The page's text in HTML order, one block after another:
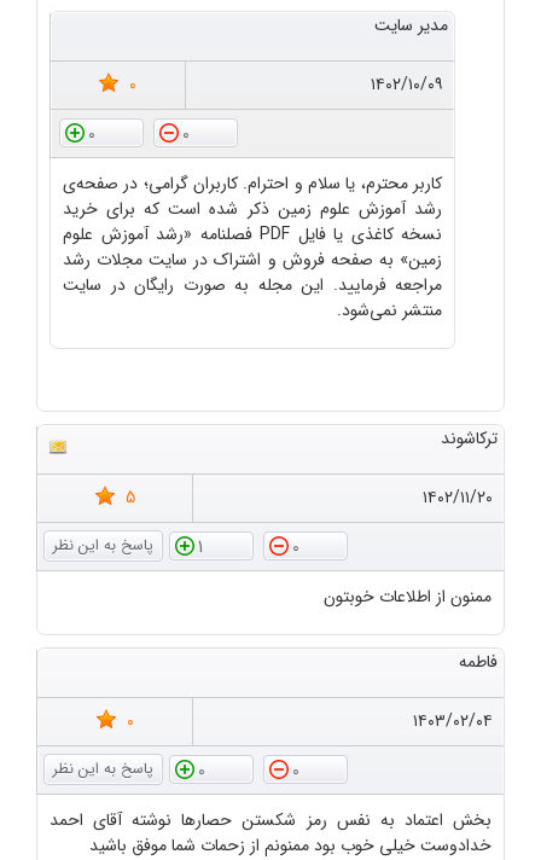
مدیر سایت
۱۴۰۲/۱۰/۰۹
0
0
0
کاربر محترم، یا سلام و احترام. کاربران گرامی؛ در صفحه‌ی
رشد آموزش علوم زمین ذکر شده است که برای خرید
نسخه کاغذی یا فایل PDF فصلنامه «رشد آموزش علوم
زمین» به صفحه فروش و اشتراک در سایت مجلات رشد
مراجعه فرمایید. این مجله به صورت رایگان در سایت
منتشر نمی‌شود.
ترکاشوند
۱۴۰۲/۱۱/۲۰
5
0
1
ممنون از اطلاعات خوبتون
فاطمه
۱۴۰۳/۰۲/۰۴
0
0
0
بخش اعتماد به نفس رمز شکستن حصارها نوشته آقای احمد
خدادوست خیلی خوب بود ممنونم از زحمات شما موفق باشید